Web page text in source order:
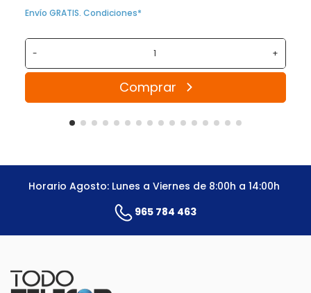
Envío GRATIS. Condiciones*
- +
Comprar
Horario Agosto: Lunes a Viernes de 8:00h a 14:00h
965 784 463